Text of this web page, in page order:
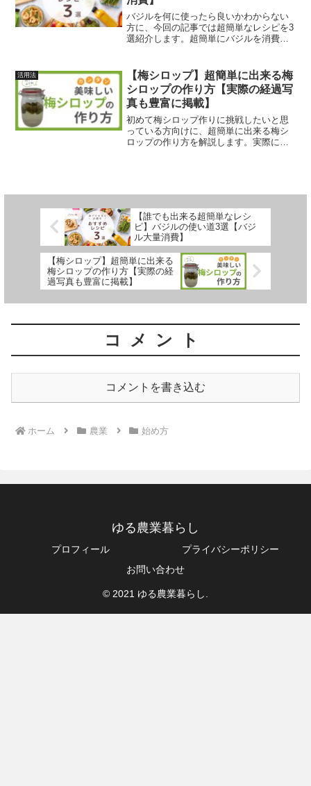
バジルを何に使ったら良いかわからない
方に、今回の記事では超簡単なレシピを3
選紹介します。超簡単にバジルを消費出
活用法
【梅シロップ】超簡単に出来る梅
シロップの作り方【実際の経過写
真も豊富に掲載】
初めて梅シロップ作りに挑戦したいと思
っている方向けに、超簡単に出来る梅シ
ロップの作り方を解説します。実際に梅
【誰でも出来る超簡単なレシ
ピ】バジルの使い道3選【バジ
ル大量消費】
【梅シロップ】超簡単に出来る
梅シロップの作り方【実際の経
過写真も豊富に掲載】
コメント
コメントを書き込む
ホーム 農業 始め方
ゆる農業暮らし
プロフィール
プライバシーポリシー
お問い合わせ
© 2021 ゆる農業暮らし.